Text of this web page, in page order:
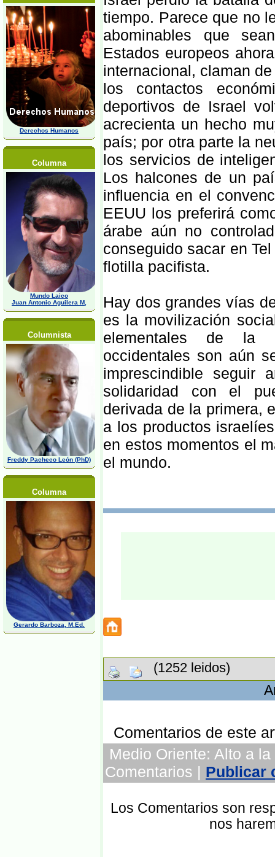
Derechos Humanos
Columna
Mundo Laico
Juan Antonio Aguilera M,
Columnista
Freddy Pacheco León (PhD)
Columna
Gerardo Barboza, M.Ed.
tiempo. Parece que no
abominables que
Estados europeos
internacional, claman
los contactos
deportivos de Israel
acrecienta un hecho
país; por otra parte la
los servicios de
Los halcones de un
influencia en el
EEUU los preferirá
árabe aún no
conseguido sacar en
flotilla pacifista.
Hay dos grandes vías
es la movilización
elementales de la
occidentales son aún
imprescindible seguir
solidaridad con el
derivada de la primera,
a los productos
en estos momentos el
el mundo.
(1252 leidos)
Comentarios de este
Medio Oriente: Alto a
Comentarios | Publicar
Los Comentarios son
nos